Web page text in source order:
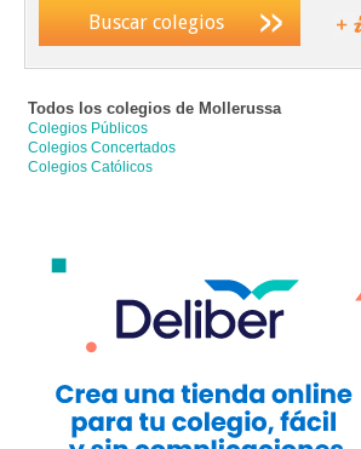
Buscar colegios
Todos los colegios de Mollerussa
Colegios Públicos
Colegios Concertados
Colegios Católicos